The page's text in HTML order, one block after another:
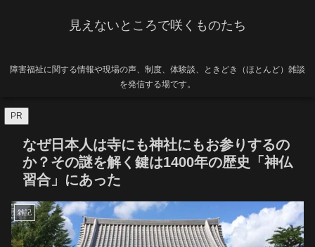
見えないところで咲くものたち
障害福祉に関する情報や現場の声、制度、体験談、ときどき（ほとんど）雑談
を発信する場です。
PR
なぜ日本人は寺にも神社にもお参りするの
か？その謎を解く鍵は1400年の歴史「神仏
習合」にあった
雑記